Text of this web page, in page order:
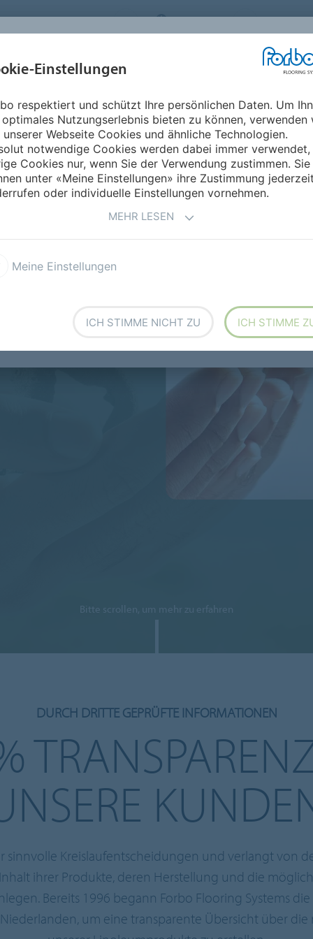
FLOORING SYSTEMS GERMANY
EINSATZBEREICHE NACHHALTIGKEIT
Bitte scrollen, um mehr zu erfahren
DURCH DRITTE GEPRÜFTE INFORMATIONEN
sinnvolle Kreislaufentscheidungen und verlangt von
ihrer Produkte, deren Herstellung und die
Bereits 1996 begann Forbo Flooring Systems
um eine transparente Übersicht über
Einstellungen
respektiert und schützt Ihre persönlichen Daten. Um
Nutzungserlebnis bieten zu können, verwenden
unserer Webseite Cookies und ähnliche Technologien.
notwendige Cookies werden dabei immer verwendet,
Cookies nur, wenn Sie der Verwendung zustimmen. Sie
unter «Meine Einstellungen» ihre Zustimmung
oder individuelle Einstellungen vornehmen.
MEHR LESEN
Meine Einstellungen
ICH STIMME NICHT ZU ICH STIMME